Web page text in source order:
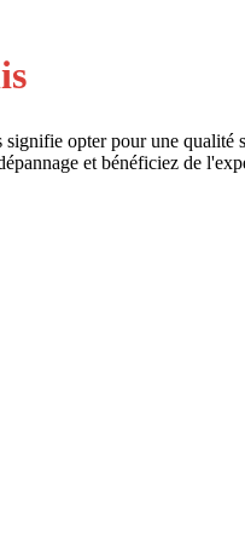
signifie opter pour une qualité
et bénéficiez de